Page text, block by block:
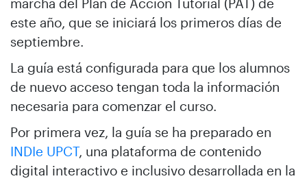
este año, que se iniciará los primeros días de
septiembre.
La guía está configurada para que los alumnos
de nuevo acceso tengan toda la información
necesaria para comenzar el curso.
Por primera vez, la guía se ha preparado en
INDIe UPCT, una plataforma de contenido
digital interactivo e inclusivo desarrollada en la